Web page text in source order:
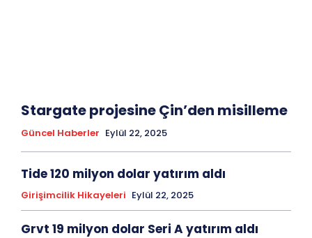
Stargate projesine Çin’den misilleme
Güncel Haberler Eylül 22, 2025
Tide 120 milyon dolar yatırım aldı
Girişimcilik Hikayeleri Eylül 22, 2025
Grvt 19 milyon dolar Seri A yatırım aldı